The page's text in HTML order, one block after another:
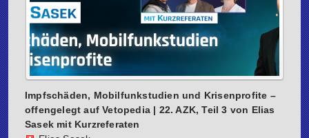
Impfschäden, Mobilfunkstudien und Krisenprofite –
offengelegt auf Vetopedia | 22. AZK, Teil 3 von Elias
Sasek mit Kurzreferaten